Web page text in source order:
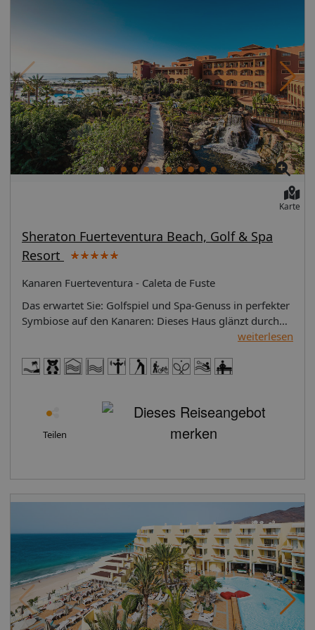
Karte
Sheraton Fuerteventura Beach, Golf & Spa
Resort
Kanaren Fuerteventura - Caleta de Fuste
Das erwartet Sie: Golfspiel und Spa-Genuss in perfekter Symbiose auf den Kanaren: Dieses Haus glänzt durch intuitiven Service und setzt einen klaren Fokus auf alles, was Gästen gut tut. Endlose Ausblicke auf den Atlantik und die goldgelbe Strandkulisse verwöhnen zusätzlich die Sinne. Lage: Ort Caleta de Fuste Lage & Umgebung Top-Architekt Juan Mendizábal hat an der Ostküste Fuerteventuras in Caleta de Fuste ein exklusives Domizil geschaffen, das sich mit seinen warmen Sandfarben harmonisch in die Umgebung einfügt. Aber auch der Landschaftsarchitekt hat mit viel Liebe gearbeitet: Kunstvoll in Szene gesetzte Grünpflanzen verleihen der Anlage etwas Vitales und Erfrischendes. Mit noch mehr Grün können nur noch die beiden nahen 18-Loch-Golfplätze aufwarten. Zwei sehenswerte Anlagen, die Gäste des Hauses bevorzugt bespielen dürfen. Durch den nahe gelegenen Flughafen kann es zeitweise zu Fluggeräuschen kommen. Transferzeit: ca. 20 Minuten. Lage erste Strandlage, ruhigStrand: Sand, feinsandig, flach abfallend, Bucht, Balinesische Betten: gegen Gebühr, Sonnenschirme: gegen Gebühr Entfernungen: Flughafen Fuerteventura International Airport ca. 8 km, Fahrzeit: ca. 15 Minuten (Die Transferzeit kann hiervon abweichen).Strand direktPromenade direktStadtzentrum/Ortszentrum Caleta de Fuste ca. 3 kmGolfplatz Fuerteventura Golf Club ca. 3 km, Fahrzeit: ca. 10 Minuten Das bietet Ihre Unterkunft: NichtraucherhotelCheck-in Zeit ab 15:00 UhrCheck-out Zeit bis 12:00 UhrHoteleröffnung: 2006Letzte Komplettrenovierung: 2006Rezeption, Geldwechsel möglich, Hotelsafe: ohne GebührLiftGartenanlage, SonnenterrassePools: 4Relaxpool "Unheated Outdoor Adults Pool": Januar - Dezember, Outdoor, Süßwasser, flach abfallend, Balinesische Betten: ohne Gebühr, Liegen: ohne Gebühr, Sonnenschirme: ohne GebührKinderpool "Kids pool": Outdoor, Süßwasser, beheizbar: Januar - Dezember, Liegen: ohne Gebühr, Sonnenschirme: ohne GebührRelaxpool "Heated Outdoor Adults Pool": Januar - Dezember, Outdoor, Süßwasser, flach abfallend, beheizbar: Januar - Dezember, Balinesische Betten: ohne Gebühr, Liegen: ohne Gebühr, Sonnenschirme: ohne GebührThalassopool "Indoor Hydrothermal pool": Dezember - Oktober, Indoor, Meerwasser, beheizbar: Januar - Dezember, im Wellnessbereich, Badekappenpflicht, Liegen: ohne GebührWhirlpool "Exterior Jacuzzi": Outdoor, Süßwasser, beheizbar: Januar - Dezember, Liegen: ohne Gebühr, Sonnenschirme: ohne GebührBadetücher: ohne GebührSouvenirshop, BoutiqueInternet: WLAN/WiFi, im gesamten Hotel (Anlage): ohne GebührInternetterminal: ohne GebührWäscheservice: gegen GebührGepäckserviceZahlungsarten: TUI Card / VISA, MasterCard, American Express, Diners, die Hinterlegung einer Kreditkarte beim Check In ist PflichtHaustier: Hund erlaubt: Barzahlung, einmalig ab 50 EUR, Reservierung notwendig, Haustiere nicht erlaubtParkmöglichkeiten: Parkplatz (nach Verfügbarkeit), unbewachtTagungseinrichtungen: Konferenzräume: 6, klimatisierte Tagungsräume, Tageslicht, Tagungsequipment, Coffee Breaks: gegen GebührGebäudeanzahl: 1, Etagen: 5, Zimmer: 266Landeskategorie: 5 Sterne Ihre Unterkunft bietet folgende Verpflegungsangebote: Frühstück: FrühstückHalbpension: Frühstück, AbendessenHalbpension plusVollpension: Frühstück, Mittagessen, AbendessenVollpension plus Beschreibung der Verpflegungsangebote: Frühstück: täglich, BuffetMittagessen: täglichAbendessen: täglich, Buffet, Themenabende: täglichWeihnachtsspecial: Buffet, Silvesterspecial: Buffet Restaurants: 4Hauptrestaurant "Los Arcos Buffet": Küche: international, regional, spanisch, Babynahrung, Diätküche, glutenfreie Gerichte, lactosefreie Gerichte, vegetarische Gerichte, Buffet, Reservierung nicht notwendig, ohne Gebühr, Januar - Dezember, täglich 07:30 Uhr - 10:30 Uhr und 19:00 Uhr - 22:00 Uhr, mit Terrasse, angemessene Kleidung erwünschtRestaurant "El Faro": Küche: regional, spanisch, à la carte, Anfrage & Reservierung notwendig, gegen Gebühr, Januar - Dezember, 19:00 Uhr - 22:00 Uhr, mit Terrasse, angemessene Kleidung erwünschtRestaurant "Wok n Zen": Küche: asiatisch, orientalisch, Sushi, à la carte, Anfrage & Reservierung notwendig, gegen Gebühr, Januar - Dezember, 19:00 Uhr - 22:00 Uhr, angemessene Kleidung erwünschtRestaurant "La Veranda": Küche: mediterran, regional, spanisch, Kindermenü: gegen Gebühr, à la carte, Anfrage notwendig, Reservierung nicht notwendig, gegen Gebühr, Januar - Dezember, wöchentlich, mit Terrasse, am Pool, KinderhochstuhlBars & mehr: 2Lobbybar "Lobby Bar": Januar - Dezember, täglich, gegen GebührPoolbar Outdoor "La Veranda Pool Bar": Januar - Dezember, täglich, gegen Gebühr Sport & Fitness: Golf Golfplatz "Fuerteventura Golf Club", Golfplatzdesigner: Juan Catarineu, 18 Loch: Greenfee: gegen Gebühr, FremdanbieterGolfkurse vorhanden: gegen Gebühr, Verleih: Schläger: gegen Gebühr, Trolleys: gegen Gebühr, Carts: gegen Gebühr, Drivingrange: gegen Gebühr, Golfgepäckaufbewahrungsmöglichkeit: gegen Gebühr, Golf-Shuttle: ohne Gebühr, Pro-ShopSport & Fitness Ohne Gebühr Fitnesscenter: täglichAerobic, Aqua Aerobic, YogaBogenschießen, Fußball, Volleyball, BeachvolleyballGegen Gebühr (teils Fremdleistungen) Minigolf, Tischtennis: FremdanbieterTennis: Hartplatz Wellness: Thalassopool "Indoor Hydrothermal pool": Dezember - Oktober, Indoor, Meerwasser, beheizbar: Januar - Dezember, im Wellnessbereich, Badekappenpflicht, Liegen: ohne GebührSaunen: 1, Tauchbecken, Eisbrunnen/-grotteGegen Gebühr (teils Fremdleistungen) Wellnessbereich/Spa "Hesperides Thalasso Spa": ab 18 Jahre, Januar - Dezember, täglich, pro Tag ca. 20 EUR, Sprachen: englisch, spanisch, Größe: 1000m², Behandlungsräume: 12Finnische Sauna, Jet-Dusche, Vichy-DuscheMassagen: klassische Massage, Sportmassage, Hydrojetmassage, Hotstone MassageMedizinische Anwendungen: Packungen (Natur, Moor)Beauty-/Kosmetikcenter: Beautymarken: Natura Bisé, Beauty-/Kosmetikanwendungen: Anti-Aging, Peeling, Gesichtsbehandlung, Maniküre, Pediküre Unterhaltung: Animation & Unterhaltung: Sprachen: englisch, spanisch, italienischSportanimation: November - September, täglichShows: mehrmals pro WocheLive Band/-Musik: mehrmals pro WocheBillard: gegen Gebühr, Fremdanbieter Für Kinder: Für Familien Kinderpool "Kids pool": Outdoor, Süßwasser, beheizbar: Januar - Dezember, Liegen: ohne Gebühr, Sonnenschirme: ohne Gebühr BABYS BabynahrungKinderhochstuhl KINDER KindermenüKinderclub/Miniclub: von 4 Jahre bis 12 Jahre, Januar - Dezember, täglich 10:00 Uhr - 13:00 Uhr, 15:00 Uhr - 17:00 Uhr, Sprachen: englisch, spanisch, italienischKinderanimation: Januar - Dezember, täglich: Sprachen: englisch, spanisch, italienischKinderspielzimmerKinderspielplatzMinidisco: Januar - Dezember, täglich, Sprachen: englisch, spanisch, italienisch So wohnen Sie: Doppelzimmer Meerblick Deluxe (DZM1), Doppelzimmer, Nichtraucherzimmer, im Hauptgebäude, Meerseite, Meerblick, ca. 48 - 49 m², Gesamtanzahl der Räume in diesem Zimmertyp: 1, Aufteilung wie folgt: kombiniertes Wohn-/Schlafzimmer, Babybett: ohne Gebühr, Anfrage notwendig, Klimaanlage: individuell regelbar, kalt, Fußboden: Fliesenboden, Safe: ohne Gebühr, Deckenventilator, Sofa, Schreibtisch, Kaffeemaschine, Minibar: gegen Gebühr, Softdrinks: gegen Gebühr, Wasser: gegen Gebühr, alkoholische Getränke: gegen Gebühr, Snacks: gegen Gebühr, Minibarauffüllung: täglich, Telefon, Internet: WLAN/WiFi: ohne Gebühr, Fernseher: Flatscreen, deutsches Programm, Sat-TV, Radio, Roomservice: 07:00 Uhr - 22:30 Uhr, gegen Gebühr, separate Dusche, Badewanne, separates WC, Bademantel: ohne Gebühr, Slipper: ohne Gebühr, Föhn, Kosmetikspiegel, Balkon: mit SitzgelegenheitStandard Doppelzimmer Premium (DZX1), Doppelzimmer, Nichtraucherzimmer, im Hauptgebäude, Gartenseite, Gartenblick, Blick auf garden, ca. 48 - 50 m², Gesamtanzahl der Räume in diesem Zimmertyp: 1, Aufteilung wie folgt: kombiniertes Wohn-/Schlafzimmer, Babybett: ohne Gebühr, Anfrage notwendig, Klimaanlage: individuell regelbar, kalt, Fußboden: Fliesenboden, Safe: ohne Gebühr, Deckenventilator, Sofa, Schreibtisch, Kaffeemaschine, Minibar: gegen Gebühr, Softdrinks: gegen Gebühr, Wasser: gegen Gebühr, alkoholische Getränke: gegen Gebühr, Snacks: gegen Gebühr, Minibarauffüllung: täglich, Telefon, Internet: WLAN/WiFi: ohne Gebühr, Fernseher: Flatscreen, deutsches Programm, Sat-TV, Radio, Roomservice: 07:00 Uhr - 21:30 Uhr, gegen Gebühr, separate Dusche, Badewanne, separates WC, Bademantel: ohne Gebühr, Slipper: ohne Gebühr, Föhn, Kosmetikspiegel, Balkon oder Terrasse: mit SitzgelegenheitDoppelzimmer Single mit Kind (DSM1), Doppelzimmer, Nichtraucherzimmer, im Hauptgebäude, Meerseite, Meerblick, ca. 48 - 49 m², Gesamtanzahl der Räume in diesem Zimmertyp: 1, Aufteilung wie folgt: kombiniertes Wohn-/Schlafzimmer, Babybett: ohne Gebühr, Anfrage notwendig, Klimaanlage: individuell regelbar, kalt, Fußboden: Fliesenboden, Safe: ohne Gebühr, Deckenventilator, Sofa, Schreibtisch, Kaffeemaschine, Minibar: gegen Gebühr, Softdrinks: gegen Gebühr, Wasser: gegen Gebühr, alkoholische Getränke: gegen Gebühr, Snacks: gegen Gebühr, Minibarauffüllung: täglich, Telefon, Internet: WLAN/WiFi: ohne Gebühr, Fernseher: Flatscreen, deutsches Programm, Sat-TV, Radio, Roomservice: 07:00 Uhr - 22:30 Uhr, gegen Gebühr, separate Dusche, Badewanne, separates WC, Bademantel: ohne Gebühr, Slipper: ohne Gebühr, Föhn, Kosmetikspiegel, Balkon: mit SitzgelegenheitFamilienzimmer Meerblick (Min 4 Pax) (FZM1), Familienzimmer, Nichtraucherzimmer, im Hauptgebäude, Meerseite, Meerblick, ca. 96 - 98 m², Gesamtanzahl der Räume in diesem Zimmertyp: 2, Aufteilung wie folgt: bestehend aus 2 Doppelzimmern mit Verbindungstür, Babybett: ohne Gebühr, Anfrage notwendig, Klimaanlage: individuell regelbar, kalt, Fußboden: Fliesenboden, Safe: ohne Gebühr, Deckenventilator, Sofa, Schreibtisch, Kaffeemaschine, Minibar: gegen Gebühr, Softdrinks: gegen Gebühr, Wasser: gegen Gebühr, alkoholische Getränke: gegen Gebühr, Snacks: gegen Gebühr, Minibarauffüllung: täglich, Telefon, Internet: WLAN/WiFi: ohne Gebühr, Fernseher: Flatscreen, deutsches Pro
weiterlesen
Teilen